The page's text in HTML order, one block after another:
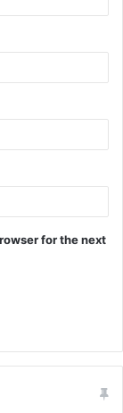
for the next